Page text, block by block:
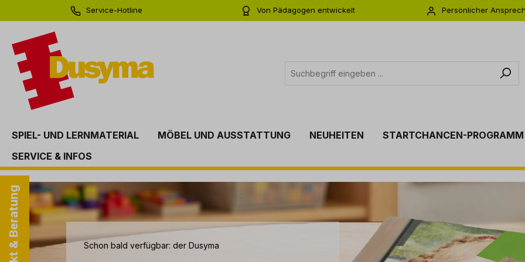
Zur Hauptnavigation springen
Service-Hotline
Von Pädagogen entwickelt
Persönlicher
SPIEL- UND LERNMATERIAL MÖBEL UND AUSSTATTUNG NEUHEITEN STARTCHANCEN-PROGRAMM
SERVICE & INFOS
Slider überspringen
Schon bald verfügbar: der Dusyma
https://katalog.dusyma.com/icat-html/260220ks-de-de/